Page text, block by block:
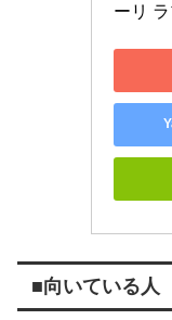
ーリ
■向いている人